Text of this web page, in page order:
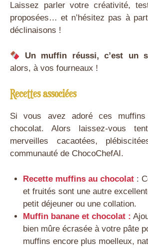
Laissez parler votre créativité,
proposées… et n’hésitez pas à
déclinaisons !
Un muffin réussi, c’est un
alors, à vos fourneaux !
Recettes associées
Si vous avez adoré ces
chocolat. Alors laissez-vous
merveilles cacaotées,
communauté de ChocoChefAI.
Recette muffins au chocolat:
et fruités sont une autre
petit déjeuner ou une collation.
Muffin banane et chocolat :
bien mûre écrasée à votre pâte
muffins encore plus moelleux,